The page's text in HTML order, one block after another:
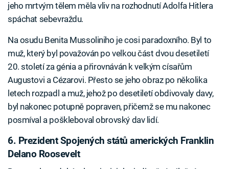
jeho mrtvým tělem měla vliv na rozhodnutí Adolfa Hitlera
spáchat sebevraždu.
Na osudu Benita Mussoliniho je cosi paradoxního. Byl to
muž, který byl považován po velkou část dvou desetiletí
20. století za génia a přirovnáván k velkým císařům
Augustovi a Cézarovi. Přesto se jeho obraz po několika
letech rozpadl a muž, jehož po desetiletí obdivovaly davy,
byl nakonec potupně popraven, přičemž se mu nakonec
posmíval a poškleboval obrovský dav lidí.
6. Prezident Spojených států amerických Franklin
Delano Roosevelt